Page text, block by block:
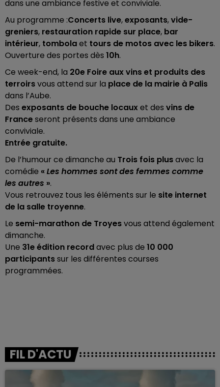
dans une ambiance festive et conviviale.
Au programme :Concerts live,exposants,vide-
greniers, restauration rapide sur place, bar
intérieur, tombolaet tours de motos avec les bikers.
Ouverture des portes dès 10h.
Ce week-end, la 20e Foire aux vins et produits des
terroirsvous attend sur la place de la mairie à Palis
dans l’Aube.
Des exposants de bouche locauxet des vins de
Franceseront présents dans une ambiance
conviviale.
Entrée gratuite.
De l’humour ce dimanche au Trois fois plusavec la
comédie «Les hommes sont des femmes comme
les autres ».
Vous retrouvez tous les éléments sur le site internet
de la salle troyenne.
Le semi-marathon de Troyesvous attend également
dimanche.
Une 31e édition recordavec plus de 10 000
participantssur les différentes courses
programmées.
FIL D'ACTU